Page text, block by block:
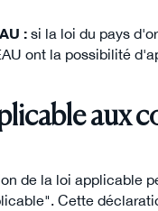
: si la loi du pays
ont la possibilité
aux
de la loi applicable
Cette